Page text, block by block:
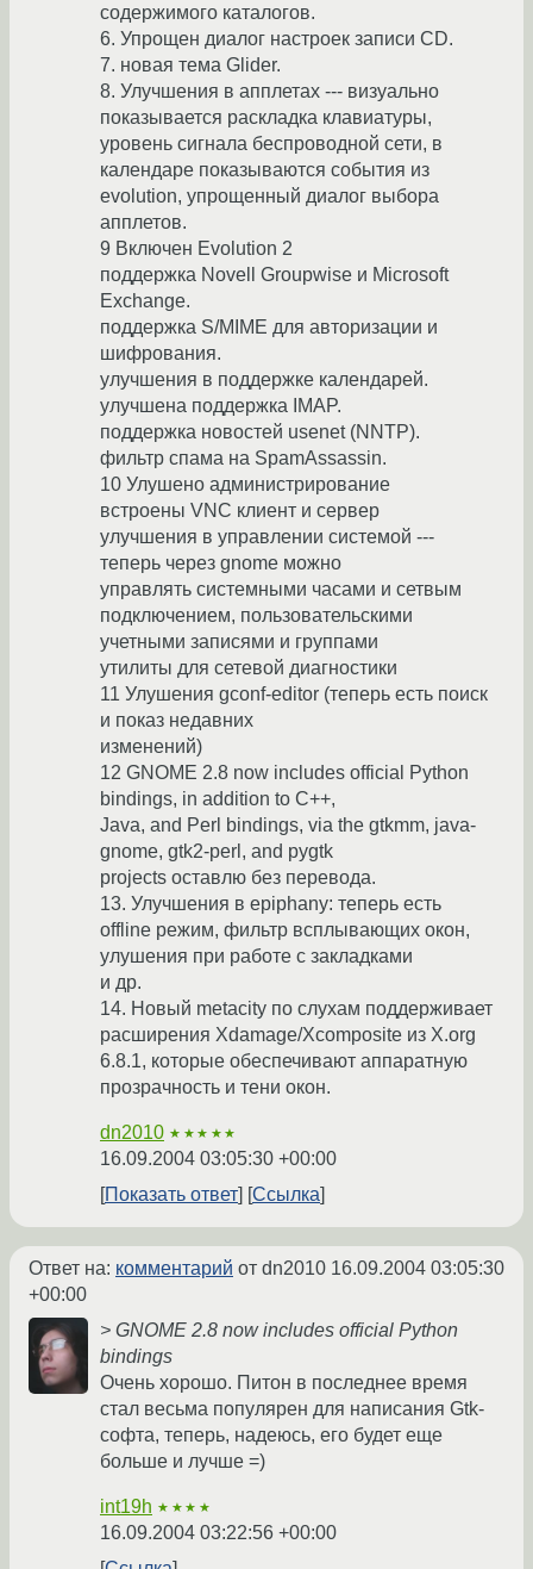
содержимого каталогов.
6. Упрощен диалог настроек записи CD.
7. новая тема Glider.
8. Улучшения в апплетах --- визуально
показывается раскладка клавиатуры,
уровень сигнала беспроводной сети, в
календаре показываются события из
evolution, упрощенный диалог выбора
апплетов.
9 Включен Evolution 2
поддержка Novell Groupwise и Microsoft
Exchange.
поддержка S/MIME для авторизации и
шифрования.
улучшения в поддержке календарей.
улучшена поддержка IMAP.
поддержка новостей usenet (NNTP).
фильтр спама на SpamAssassin.
10 Улушено администрирование
встроены VNC клиент и сервер
улучшения в управлении системой ---
теперь через gnome можно
управлять системными часами и сетвым
подключением, пользовательскими
учетными записями и группами
утилиты для сетевой диагностики
11 Улушения gconf-editor (теперь есть поиск
и показ недавних
изменений)
12 GNOME 2.8 now includes official Python
bindings, in addition to C++,
Java, and Perl bindings, via the gtkmm, java-
gnome, gtk2-perl, and pygtk
projects оставлю без перевода.
13. Улучшения в epiphany: теперь есть
offline режим, фильтр всплывающих окон,
улушения при работе с закладками
и др.
14. Новый metacity по слухам поддерживает
расширения Xdamage/Xcomposite из X.org
6.8.1, которые обеспечивают аппаратную
прозрачность и тени окон.
dn2010 ★★★★★
16.09.2004 03:05:30 +00:00
Показать ответ
Ссылка
Ответ на: комментарий от dn2010 16.09.2004 03:05:30
+00:00
> GNOME 2.8 now includes official Python
bindings
Очень хорошо. Питон в последнее время
стал весьма популярен для написания Gtk-
софта, теперь, надеюсь, его будет еще
больше и лучше =)
int19h ★★★★
16.09.2004 03:22:56 +00:00